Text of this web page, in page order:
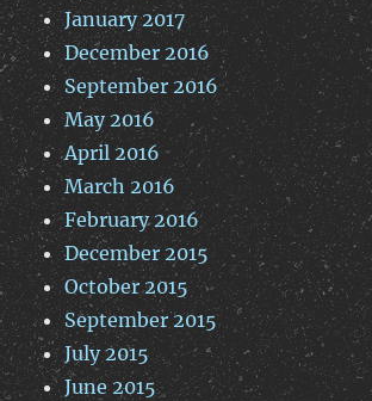
January 2017
December 2016
September 2016
May 2016
April 2016
March 2016
February 2016
December 2015
October 2015
September 2015
July 2015
June 2015